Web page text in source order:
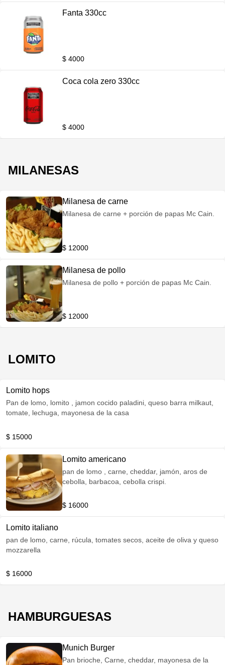
Fanta 330cc
$ 4000
Coca cola zero 330cc
$ 4000
MILANESAS
Milanesa de carne
Milanesa de carne + porción de papas Mc Cain.
$ 12000
Milanesa de pollo
Milanesa de pollo + porción de papas Mc Cain.
$ 12000
LOMITO
Lomito hops
Pan de lomo, lomito , jamon cocido paladini, queso barra milkaut,
tomate, lechuga, mayonesa de la casa
$ 15000
Lomito americano
pan de lomo , carne, cheddar, jamón, aros de
cebolla, barbacoa, cebolla crispi.
$ 16000
Lomito italiano
pan de lomo, carne, rúcula, tomates secos, aceite de oliva y queso
mozzarella
$ 16000
HAMBURGUESAS
Munich Burger
Pan brioche, Carne, cheddar, mayonesa de la